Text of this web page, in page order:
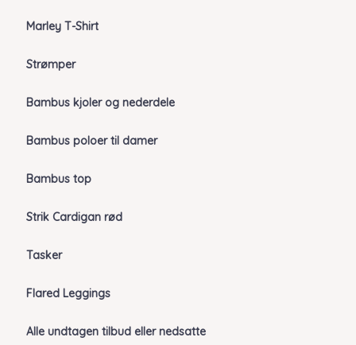
Marley T-Shirt
Strømper
Bambus kjoler og nederdele
Bambus poloer til damer
Bambus top
Strik Cardigan rød
Tasker
Flared Leggings
Alle undtagen tilbud eller nedsatte